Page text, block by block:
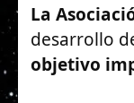
La
desarrollo
objetivo